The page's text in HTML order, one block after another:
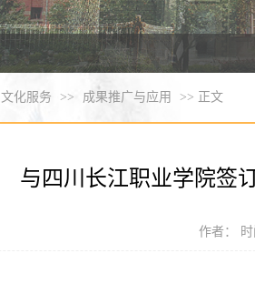
文化服务 >> 成果推广与应用 >> 正文
与四川长江职业学院签
作者： 时